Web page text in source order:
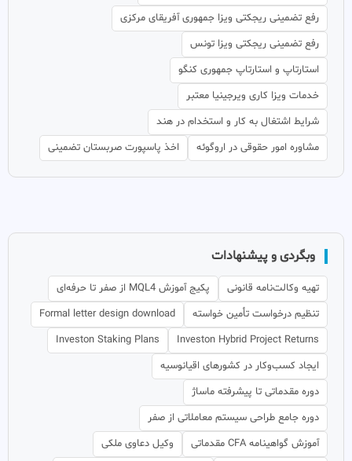
رفع تضمینی ریجکتی ویزا جمهوری آفریقای مرکزی
رفع تضمینی ریجکتی ویزا تونس
استارتاپ و استارتاپ جمهوری کنگو
خدمات ویزا کاری ویرجینیا معتبر
شرایط اشتغال به کار و استخدام در هند
مشاوره امور حقوقی در اروگوئه
اخذ پاسپورت صربستان تضمینی
وبگردی و پیشنهادات
تهیه وکالت‌نامه قانونی
پکیج آموزش MQL4 از صفر تا حرفه‌ای
تنظیم درخواست تأمین خواسته
Formal letter design download
Investon Hybrid Project Returns
Investon Staking Plans
ایجاد کسب‌وکار در کشورهای اقیانوسیه
دوره مقدماتی تا پیشرفته ماساژ
دوره جامع طراحی سیستم معاملاتی از صفر
آموزش گواهینامه CFA مقدماتی
وکیل دعاوی ملکی